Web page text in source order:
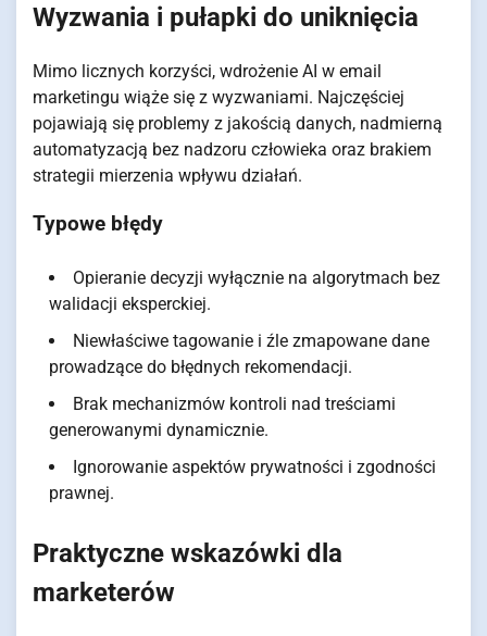
Wyzwania i pułapki do uniknięcia
Mimo licznych korzyści, wdrożenie AI w email
marketingu wiąże się z wyzwaniami. Najczęściej
pojawiają się problemy z jakością danych, nadmierną
automatyzacją bez nadzoru człowieka oraz brakiem
strategii mierzenia wpływu działań.
Typowe błędy
Opieranie decyzji wyłącznie na algorytmach bez
walidacji eksperckiej.
Niewłaściwe tagowanie i źle zmapowane dane
prowadzące do błędnych rekomendacji.
Brak mechanizmów kontroli nad treściami
generowanymi dynamicznie.
Ignorowanie aspektów prywatności i zgodności
prawnej.
Praktyczne wskazówki dla
marketerów